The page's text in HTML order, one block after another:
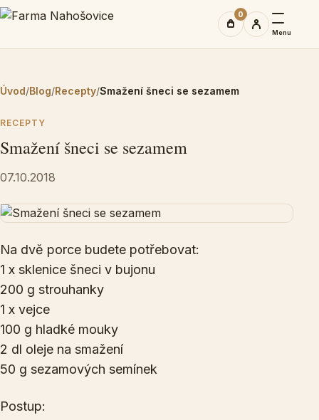
0
Menu
Úvod/Blog/Recepty/Smažení šneci se sezamem
RECEPTY
Smažení šneci se sezamem
07.10.2018
Na dvě porce budete potřebovat:
1 x sklenice šneci v bujonu
200 g strouhanky
1 x vejce
100 g hladké mouky
2 dl oleje na smažení
50 g sezamových semínek
Postup: